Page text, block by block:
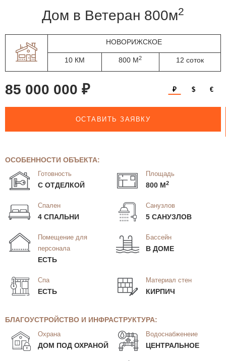
дом в Ветеран 800м2
НОВОРИЖСКОЕ
10 КМ 800 М2 12 соток
85 000 000 ₽ ₽ $ €
ОСТАВИТЬ ЗАЯВКУ
ОСОБЕННОСТИ ОБЪЕКТА:
Готовность
С ОТДЕЛКОЙ
Площадь
800 М2
Спален
4 СПАЛЬНИ
Санузлов
5 САНУЗЛОВ
Помещение для
персонала
ЕСТЬ
Бассейн
В ДОМЕ
Спа
ЕСТЬ
Материал стен
КИРПИЧ
БЛАГОУСТРОЙСТВО И ИНФРАСТРУКТУРА:
Охрана
ДОМ ПОД ОХРАНОЙ
Водоснабженеие
ЦЕНТРАЛЬНОЕ